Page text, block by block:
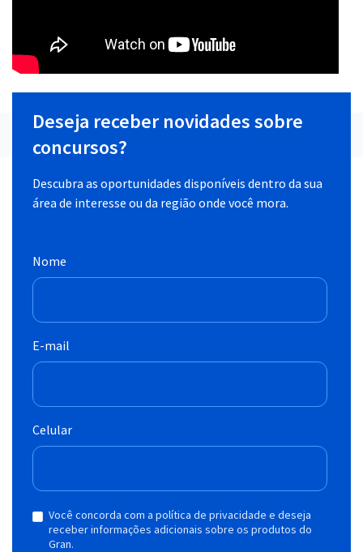
Deseja receber novidades sobre
concursos?
Descubra as oportunidades disponíveis dentro da sua
área de interesse ou da região onde você mora.
Nome
E-mail
Celular
Você concorda com a política de privacidade e deseja
receber informações adicionais sobre os produtos do
Gran.